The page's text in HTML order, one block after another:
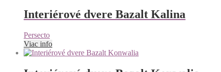
Interiérové dvere Bazalt Kalina
Persecto
Viac info